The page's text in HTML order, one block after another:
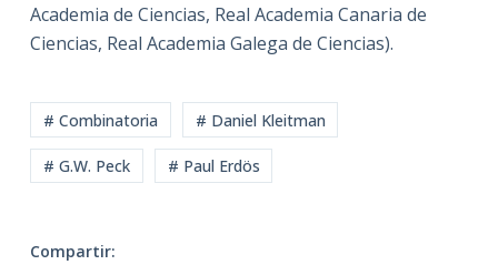
Academia de Ciencias, Real Academia Canaria de
Ciencias, Real Academia Galega de Ciencias).
# Combinatoria # Daniel Kleitman
# G.W. Peck # Paul Erdös
Compartir: